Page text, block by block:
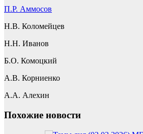
П.Р. Аммосов
Н.В. Коломейцев
Н.Н. Иванов
Б.О. Комоцкий
А.В. Корниенко
А.А. Алехин
Похожие новости